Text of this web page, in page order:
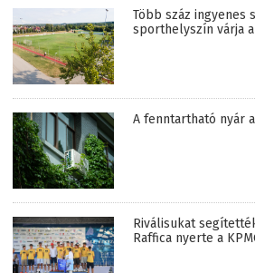
Több száz ingyenes
sporthelyszín várja
A fenntartható nyár
Riválisukat
Raffica nyerte a